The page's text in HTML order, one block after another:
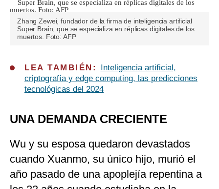
Zhang Zewei, fundador de la firma de inteligencia artificial
Super Brain, que se especializa en réplicas digitales de los
muertos. Foto: AFP
LEA TAMBIÉN:
Inteligencia artificial,
criptografía y edge computing, las predicciones
tecnológicas del 2024
UNA DEMANDA CRECIENTE
Wu y su esposa quedaron devastados
cuando Xuanmo, su único hijo, murió el
año pasado de una apoplejía repentina a